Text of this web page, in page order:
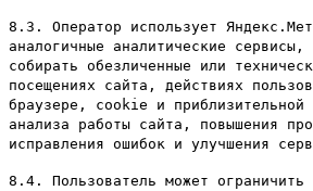
8.3. Оператор использует
аналогичные аналитические
собирать обезличенные или
посещениях сайта, действиях
браузере, cookie и приблизительной
анализа работы сайта, повышения
исправления ошибок и улучшения
8.4. Пользователь может ограничить